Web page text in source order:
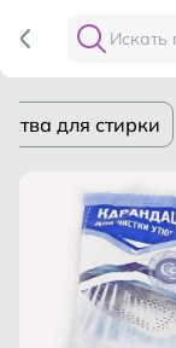
для стирки